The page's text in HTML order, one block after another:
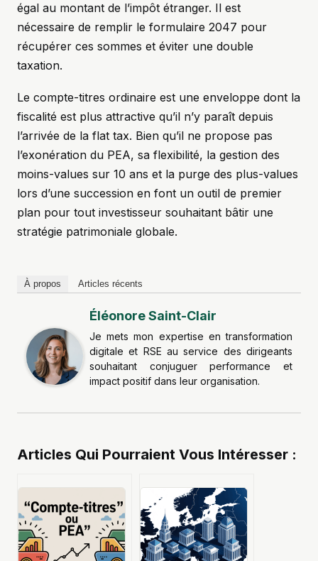
égal au montant de l’impôt étranger. Il est
nécessaire de remplir le formulaire 2047 pour
récupérer ces sommes et éviter une double
taxation.
Le compte-titres ordinaire est une enveloppe dont la
fiscalité est plus attractive qu’il n’y paraît depuis
l’arrivée de la flat tax. Bien qu’il ne propose pas
l’exonération du PEA, sa flexibilité, la gestion des
moins-values sur 10 ans et la purge des plus-values
lors d’une succession en font un outil de premier
plan pour tout investisseur souhaitant bâtir une
stratégie patrimoniale globale.
À propos Articles récents
Éléonore Saint-Clair
Je mets mon expertise en transformation
digitale et RSE au service des dirigeants
souhaitant conjuguer performance et
impact positif dans leur organisation.
Articles Qui Pourraient Vous Intéresser :